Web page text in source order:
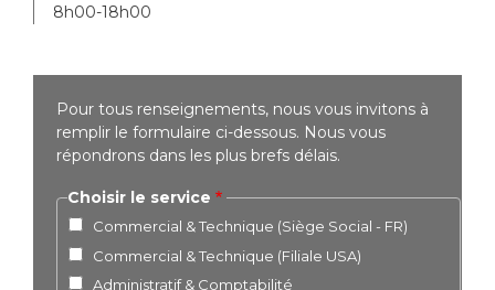
8h00-18h00
Pour tous renseignements, nous vous invitons à
remplir le formulaire ci-dessous. Nous vous
répondrons dans les plus brefs délais.
Choisir le service
Commercial & Technique (Siège Social - FR)
Commercial & Technique (Filiale USA)
Administratif & Comptabilité